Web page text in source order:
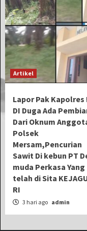
Artikel
Lapor Pak Kapolres
DI Duga Ada
Dari Oknum
Polsek
Mersam,Pencurian
Sawit Di kebun PT
muda Perkasa Yang
telah di Sita
RI
3 hari ago admin